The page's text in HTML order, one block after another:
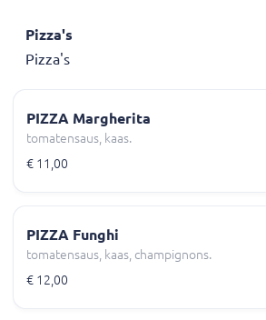
Pizza's
Pizza's
PIZZA Margherita
tomatensaus, kaas.
€ 11,00
PIZZA Funghi
tomatensaus, kaas, champignons.
€ 12,00